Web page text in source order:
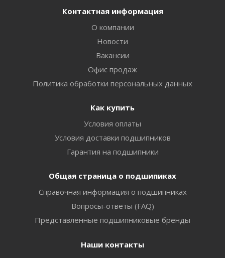
Контактная информация
О компании
Новости
Вакансии
Офис продаж
Политика обработки персональных данных
Как купить
Условия оплаты
Условия доставки подшипников
Гарантия на подшипники
Общая страница о подшипиках
Справочная информация о подшипниках
Вопросы-ответы (FAQ)
Представленные подшипниковые бренды
Наши контакты